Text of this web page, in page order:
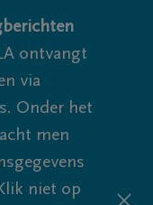
ontvangt
via
Onder het
men
niet op